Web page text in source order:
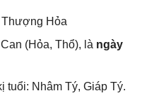
Hỏa
(Hỏa, Thổ), là ngày
tuổi: Nhâm Tý, Giáp Tý.